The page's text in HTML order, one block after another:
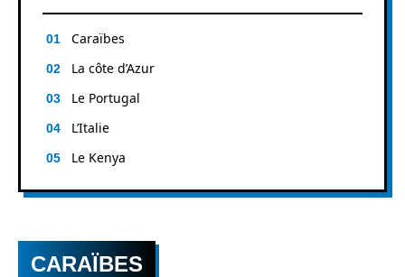
Caraïbes
La côte d’Azur
Le Portugal
L’Italie
Le Kenya
CARAÏBES